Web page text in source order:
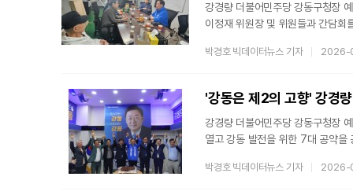
강경량 더불어민주당 강동구청장
이정재 위원장 및 위원들과 간담회
구청의 적극적인 행정 지원이 꼭
"속도와 공정성을 한꺼번에 실현
박경호 빅데이터뉴스 기자
'강동은 제2의 고향' 강경
강경량 더불어민주당 강동구청장
열고 강동 발전을 위한 7대 공약을
참석해 성황을 이뤘다.고교 시절
박경호 빅데이터뉴스 기자